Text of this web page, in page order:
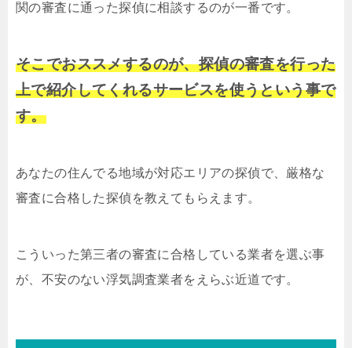
関の審査に通った探偵に相談するのが一番です。
そこでおススメするのが、探偵の審査を行った
上で紹介してくれるサービスを使うという事で
す。
あなたの住んでる地域が対応エリアの探偵で、厳格な
審査に合格した探偵を教えてもらえます。
こういった第三者の審査に合格している業者を選ぶ事
が、不安のない浮気調査業者をえらぶ近道です。